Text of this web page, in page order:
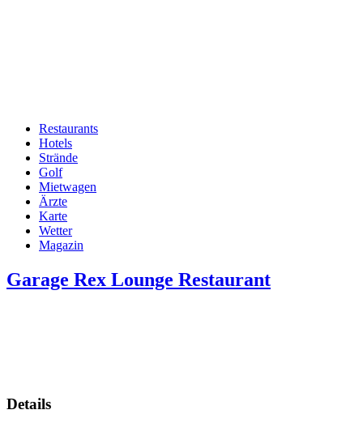
Hauptnavigation
Restaurants
Hotels
Strände
Golf
Mietwagen
Ärzte
Karte
Wetter
Magazin
Garage Rex Lounge Restaurant
Details